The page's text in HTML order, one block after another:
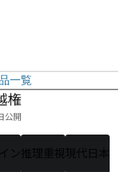
一覧
権
公開
ン 推理重視現代日本